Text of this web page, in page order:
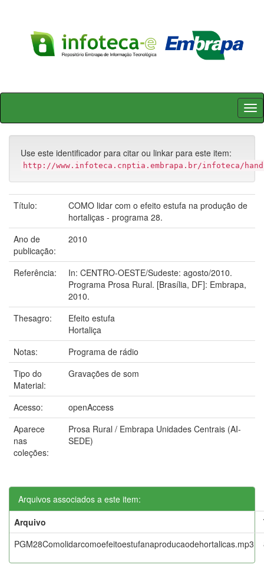
Skip
Use este identificador para citar ou linkar para este item:
http://www.infoteca.cnptia.embrapa.br/infoteca/
Título:
COMO lidar com o efeito estufa na produção de
hortaliças - programa 28.
Ano de
publicação:
2010
Referência:
In: CENTRO-OESTE/Sudeste: agosto/2010.
Programa Prosa Rural. [Brasília, DF]: Embrapa,
2010.
Thesagro:
Efeito estufa
Hortaliça
Notas:
Programa de rádio
Tipo do
Material:
Gravações de som
Acesso:
openAccess
Aparece
nas
coleções:
Prosa Rural / Embrapa Unidades Centrais (AI-
SEDE)
Arquivos associados a este item:
Arquivo
PGM28Comolidarcomoefeitoestufanaproducaodehortalicas.mp3